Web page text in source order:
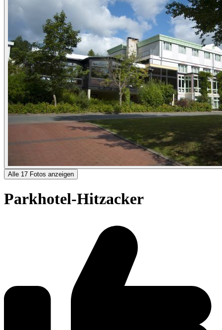
Alle 17 Fotos anzeigen
Parkhotel-Hitzacker